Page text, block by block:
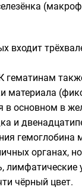
входит
гематинам
материала
основном в
и
органах,
чёрный цвет.